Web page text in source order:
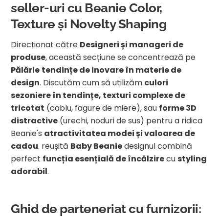
seller-uri cu Beanie Color,
Texture și Novelty Shaping
Direcționat către Designeri și manageri de
produse, această secțiune se concentrează pe
Pălărie tendințe de inovare în materie de
design. Discutăm cum să utilizăm culori
sezoniere în tendințe, texturi complexe de
tricotat (cablu, fagure de miere), sau forme 3D
distractive (urechi, noduri de sus) pentru a ridica
Beanie's atractivitatea modei și valoarea de
cadou. reușită Baby Beaniedesignul combină
perfect funcția esențială de încălzirecu styling
adorabil.
Ghid de parteneriat cu furnizorii: